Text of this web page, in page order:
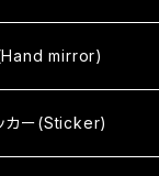
すめ
mirror)
カー(Sticker)